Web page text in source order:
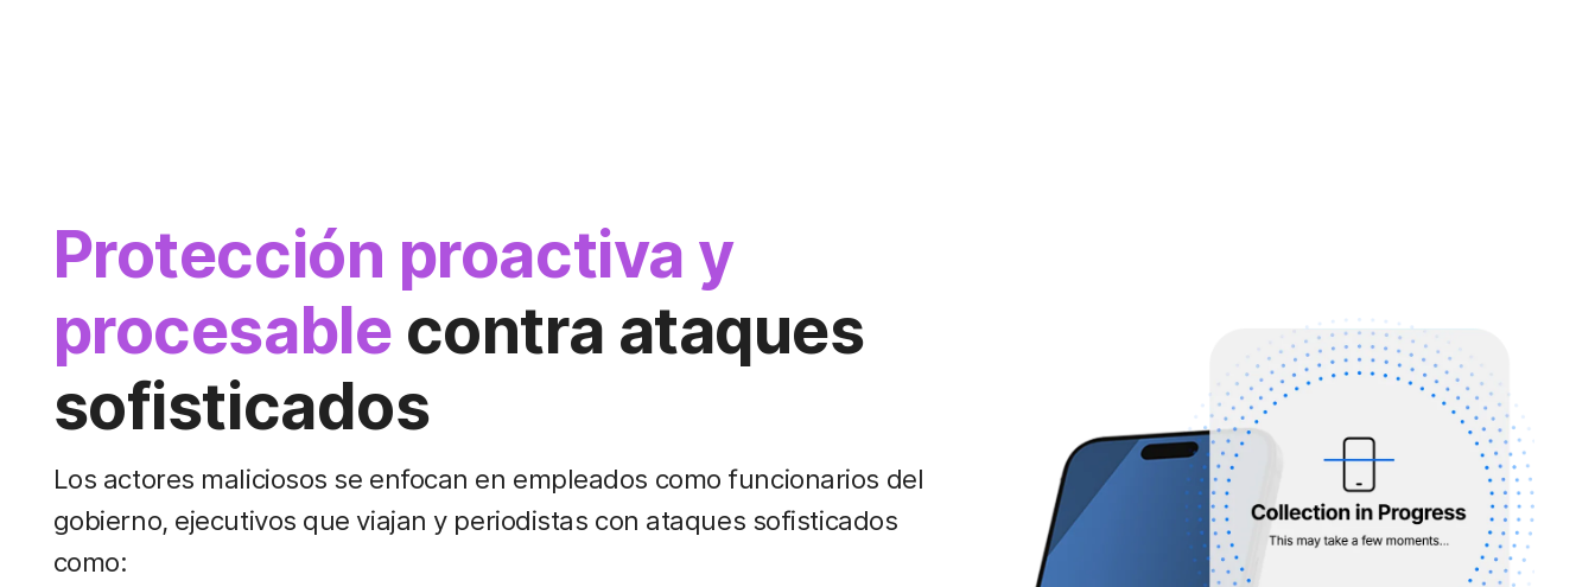
Protección proactiva y
procesable contra ataques
sofisticados
Los actores maliciosos se enfocan en empleados como funcionarios del
gobierno, ejecutivos que viajan y periodistas con ataques sofisticados
como: